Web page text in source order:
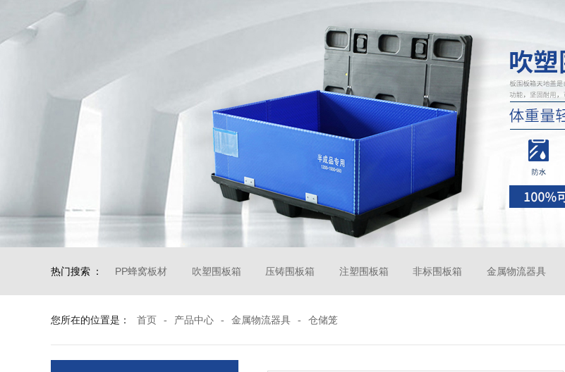
热门搜索 ： PP蜂窝板材 吹塑围板箱 压铸围板箱 注塑围板箱 非标围板箱 金属物流器具
您所在的位置是： 首页 - 产品中心 - 金属物流器具 - 仓储笼